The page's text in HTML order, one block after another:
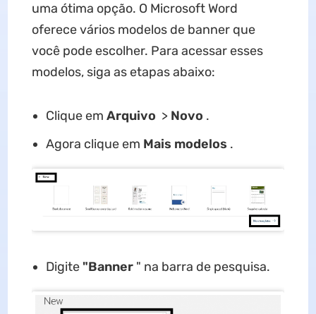
uma ótima opção. O Microsoft Word
oferece vários modelos de banner que
você pode escolher. Para acessar esses
modelos, siga as etapas abaixo:
Clique em Arquivo > Novo .
Agora clique em Mais modelos .
Digite "Banner" na barra de pesquisa.